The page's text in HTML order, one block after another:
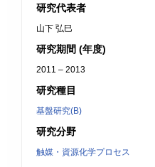
研究代表者
山下 弘巳
研究期間 (年度)
2011 – 2013
研究種目
基盤研究(B)
研究分野
触媒・資源化学プロセス